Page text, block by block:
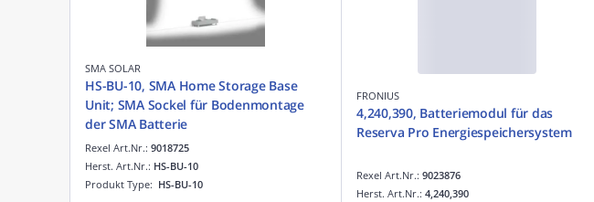
SMA SOLAR
HS-BU-10, SMA Home Storage Base
Unit; SMA Sockel für Bodenmontage
der SMA Batterie
Rexel Art.Nr.: 9018725
Produkt Type: HS-BU-10
Herst. Art.Nr.: HS-BU-10
FRONIUS
4,240,390, Batteriemodul für das
Reserva Pro Energiespeichersystem
Rexel Art.Nr.: 9023876
Herst. Art.Nr.: 4,240,390